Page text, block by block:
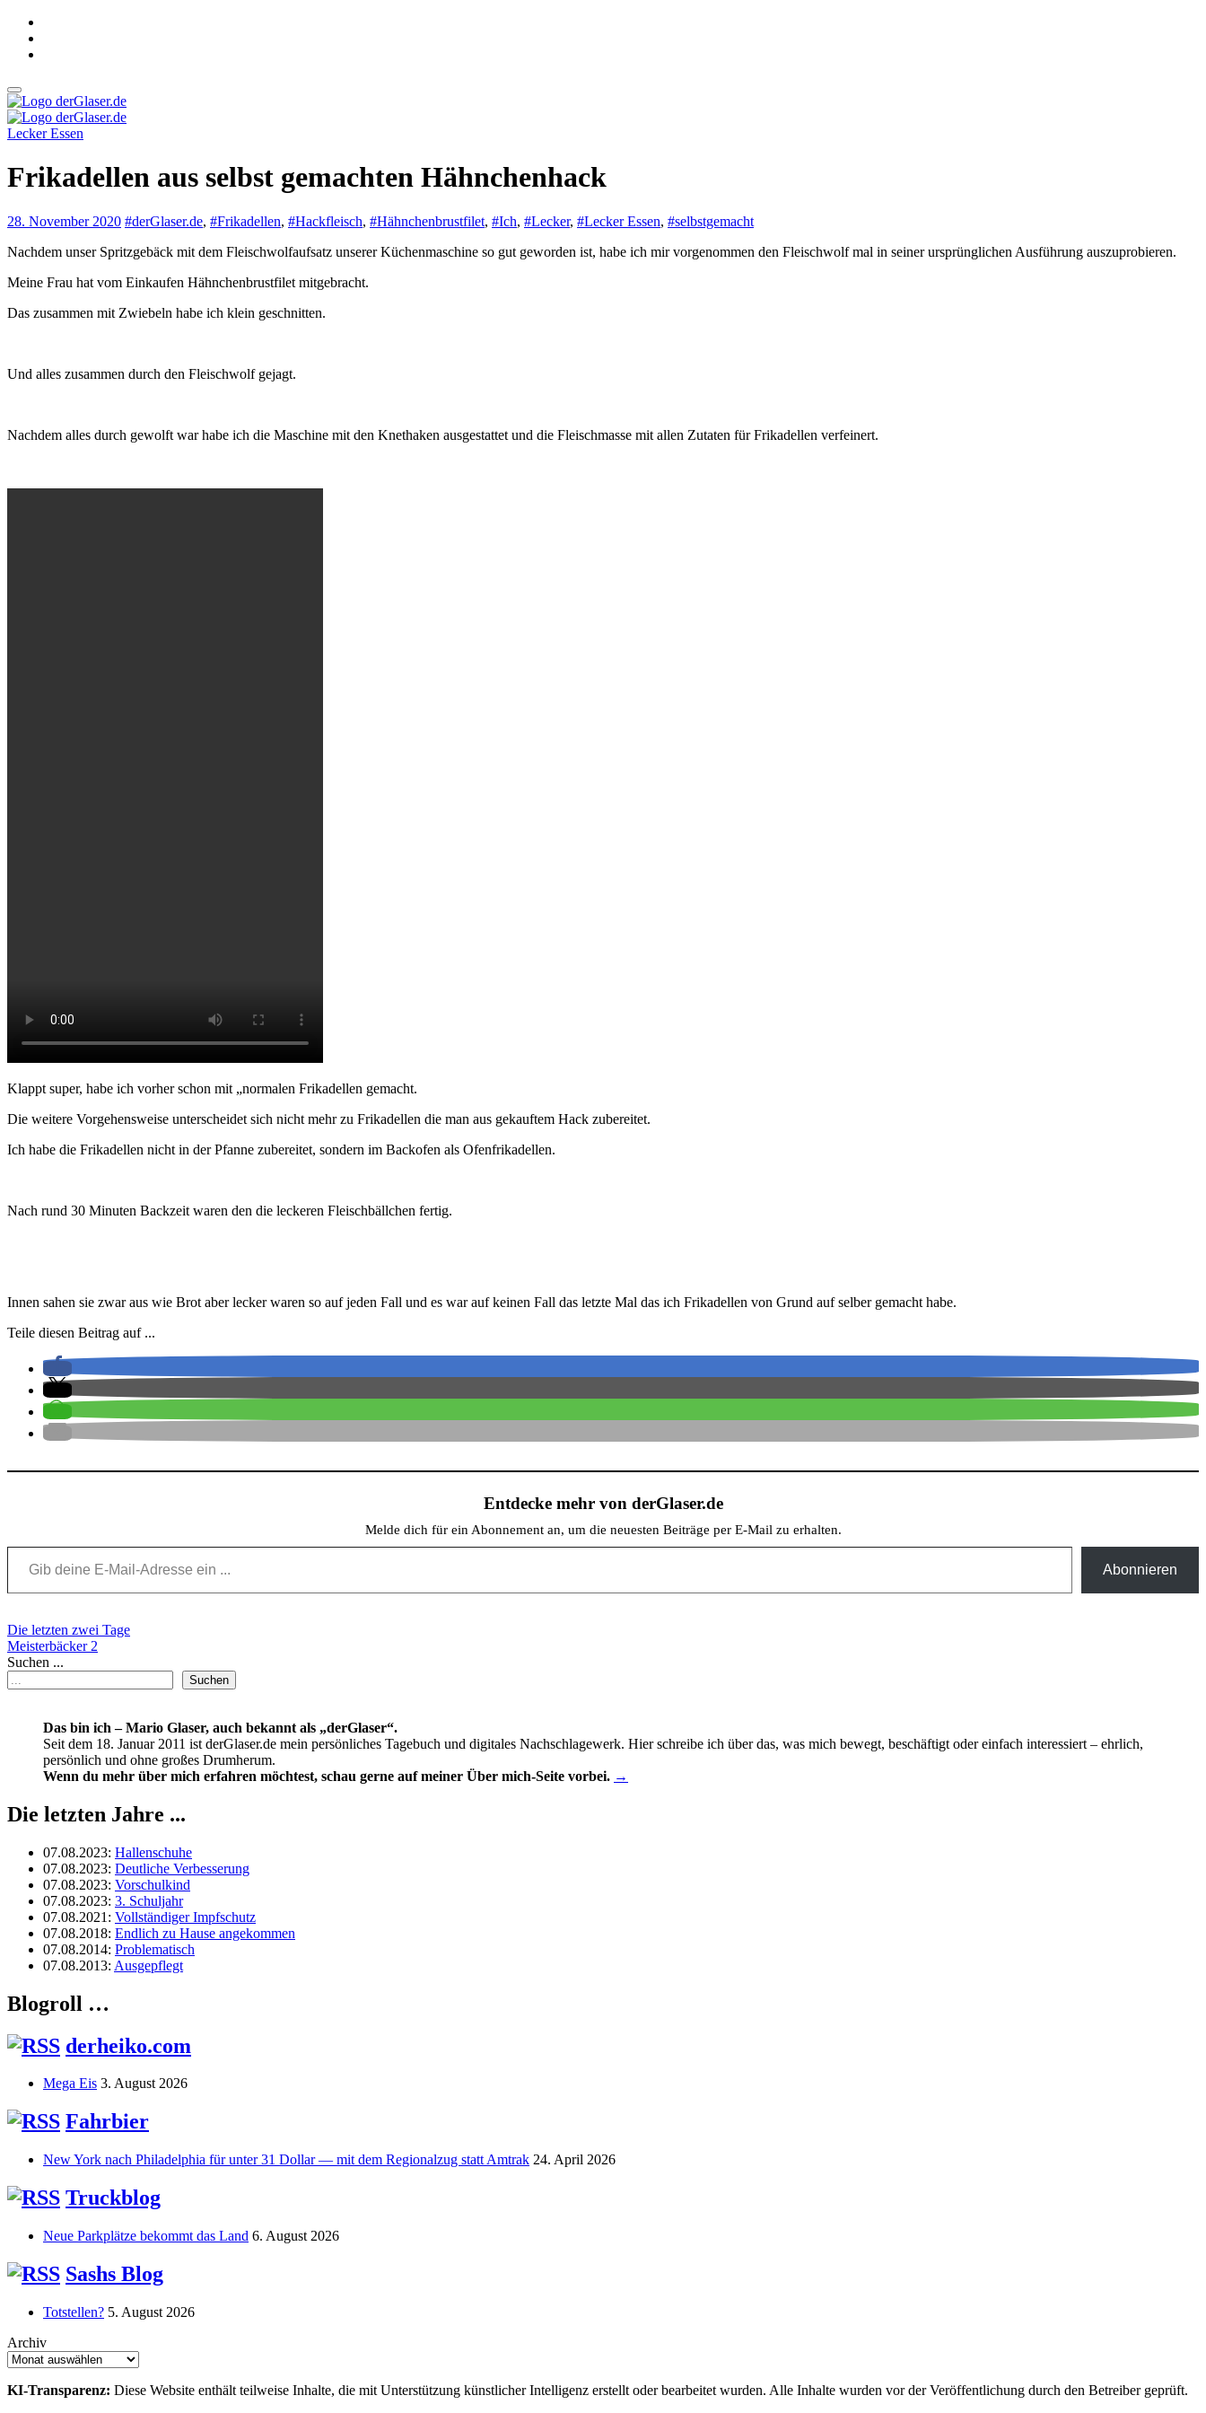
Zum
Inhalt
springen
derGlaser.de
Mein Leben mit Frau, zwei Kindern und Katze
Lecker Essen
Frikadellen aus selbst gemachten Hähnchenhack
28. November 2020 #derGlaser.de, #Frikadellen, #Hackfleisch, #Hähnchenbrustfilet, #Ich, #Lecker, #Lecker Essen, #selbstgemacht
Nachdem unser Spritzgebäck mit dem Fleischwolfaufsatz unserer Küchenmaschine so gut geworden ist, habe ich mir vorgenommen den Fleischwolf mal in seiner ursprünglichen Ausführung auszuprobieren.
Meine Frau hat vom Einkaufen Hähnchenbrustfilet mitgebracht.
Das zusammen mit Zwiebeln habe ich klein geschnitten.
Und alles zusammen durch den Fleischwolf gejagt.
Nachdem alles durch gewolft war habe ich die Maschine mit den Knethaken ausgestattet und die Fleischmasse mit allen Zutaten für Frikadellen verfeinert.
Klappt super, habe ich vorher schon mit „normalen Frikadellen gemacht.
Die weitere Vorgehensweise unterscheidet sich nicht mehr zu Frikadellen die man aus gekauftem Hack zubereitet.
Ich habe die Frikadellen nicht in der Pfanne zubereitet, sondern im Backofen als Ofenfrikadellen.
Nach rund 30 Minuten Backzeit waren den die leckeren Fleischbällchen fertig.
Innen sahen sie zwar aus wie Brot aber lecker waren so auf jeden Fall und es war auf keinen Fall das letzte Mal das ich Frikadellen von Grund auf selber gemacht habe.
Teile diesen Beitrag auf ...
Entdecke mehr von derGlaser.de
Melde dich für ein Abonnement an, um die neuesten Beiträge per E-Mail zu erhalten.
Gib deine E-Mail-Adresse ein ...
Abonnieren
Beitragsnavigation
Die letzten zwei Tage
Meisterbäcker 2
Suchen ...
Suchen
Das bin ich – Mario Glaser, auch bekannt als „derGlaser“.
Seit dem 18. Januar 2011 ist derGlaser.de mein persönliches Tagebuch und digitales Nachschlagewerk. Hier schreibe ich über das, was mich bewegt, beschäftigt oder einfach interessiert – ehrlich,
persönlich und ohne großes Drumherum.
Wenn du mehr über mich erfahren möchtest, schau gerne auf meiner Über mich-Seite vorbei. →
Die letzten Jahre ...
07.08.2023: Hallenschuhe
07.08.2023: Deutliche Verbesserung
07.08.2023: Vorschulkind
07.08.2023: 3. Schuljahr
07.08.2021 : Vollständiger Impfschutz
07.08.2018: Endlich zu Hause angekommen
07.08.2014: Problematisch
07.08.2013: Ausgepflegt
Blogroll …
derheiko.com
Mega Eis 3. August 2026
Fahrbier
New York nach Philadelphia für unter 31 Dollar — mit dem Regionalzug statt Amtrak 24. April 2026
Truckblog
Neue Parkplätze bekommt das Land 6. August 2026
Sashs Blog
Totstellen? 5. August 2026
Archiv
KI-Transparenz: Diese Website enthält teilweise Inhalte, die mit Unterstützung künstlicher Intelligenz erstellt oder bearbeitet wurden. Alle Inhalte wurden vor der Veröffentlichung durch den Betreiber geprüft.